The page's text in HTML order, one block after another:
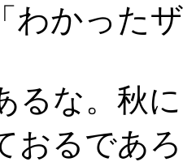
わかった
るな。秋
おるであ